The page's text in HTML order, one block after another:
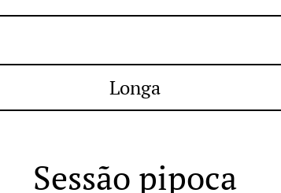
Longa
Sessão pipoca